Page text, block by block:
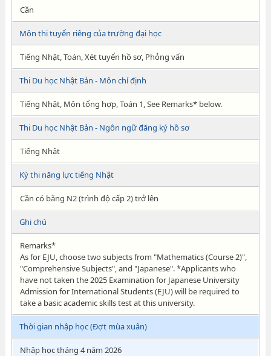
Cần
Môn thi tuyển riêng của trường đại học
Tiếng Nhật, Toán, Xét tuyển hồ sơ, Phỏng vấn
Thi Du học Nhật Bản - Môn chỉ định
Tiếng Nhật, Môn tổng hợp, Toán 1, See Remarks* below.
Thi Du học Nhật Bản - Ngôn ngữ đăng ký hồ sơ
Tiếng Nhật
Kỳ thi năng lực tiếng Nhật
Cần có bằng N2 (trình độ cấp 2) trở lên
Ghi chú
Remarks*
As for EJU, choose two subjects from "Mathematics (Course 2)",
"Comprehensive Subjects", and "Japanese". *Applicants who
have not taken the 2025 Examination for Japanese University
Admission for International Students (EJU) will be required to
take a basic academic skills test at this university.
Thời gian nhập học (Đợt mùa xuân)
Nhập học tháng 4 năm 2026